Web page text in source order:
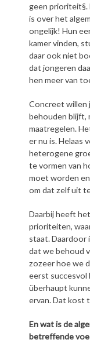
geen prioriteit§.
is over het
ongelijk! Hun
kamer vinden,
daar ook niet
dat jongeren
hen meer van
Concreet willen
behouden blijft,
maatregelen.
er nu is. Helaas
heterogene
te vormen van
moet worden
om dat zelf uit
Daarbij heeft
prioriteiten,
staat. Daardoor
dat we behoud
zozeer hoe we
eerst succesvol
überhaupt
ervan. Dat kost
En wat is de
betreffende